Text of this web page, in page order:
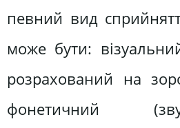
певний вид
може бути:
розрахований на
фонетичний